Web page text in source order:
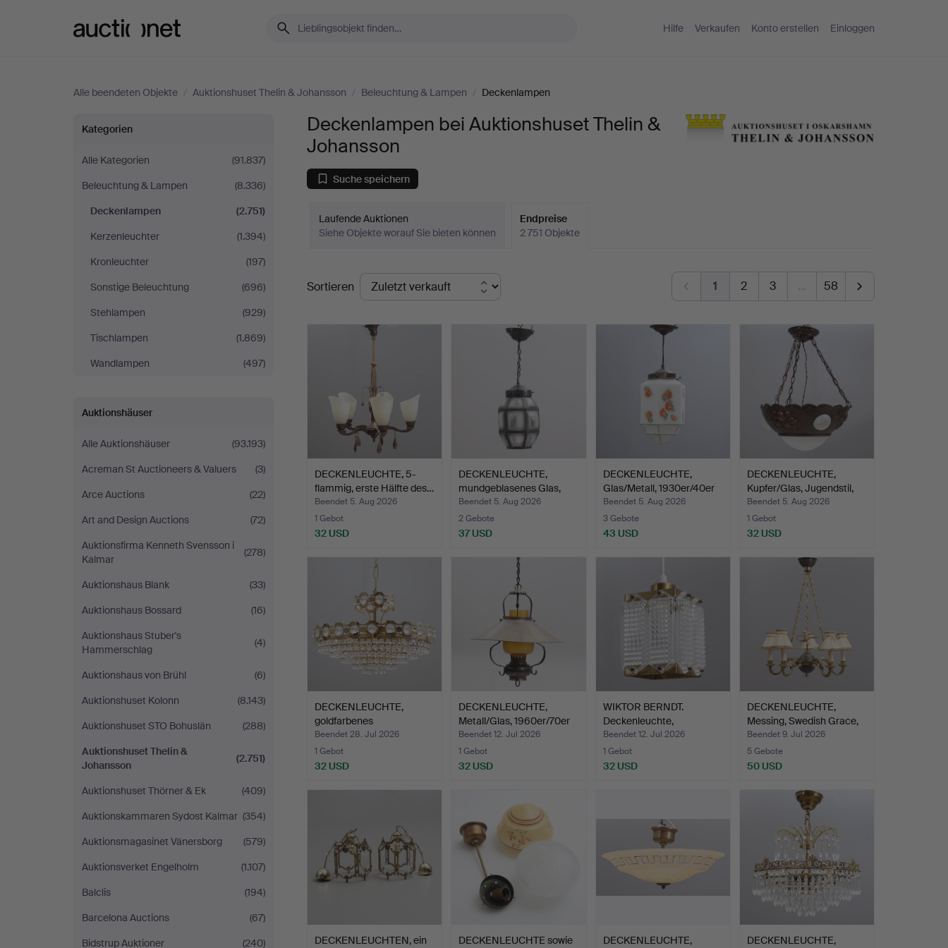
Hilfe Verkaufen Konto erstellen Einloggen
Alle beendeten Objekte / Auktionshuset Thelin & Johansson / Beleuchtung & Lampen / Deckenlampen
Deckenlampen
bei
Auktionshuset
Thelin
Johansson
Kategorien
Alle Kategorien
(91.837)
Beleuchtung & Lampen
(8.336)
Deckenlampen
(2.751)
Kerzenleuchter
(1.394)
Kronleuchter
(197)
Sonstige Beleuchtung
(696)
Stehlampen
(929)
Tischlampen
(1.869)
Wandlampen
(497)
Auktionshäuser
Alle Auktionshäuser
(93.193)
Acreman St Auctioneers & Valuers
(3)
Arce Auctions
(22)
Art and Design Auctions
(72)
Auktionsfirma Kenneth Svensson i
Kalmar
(278)
Auktionshaus Blank
(33)
Auktionshaus Bossard
(16)
Auktionshaus Stuber's
Hammerschlag
(4)
Auktionshaus von Brühl
(6)
Auktionshuset Kolonn
(8.143)
Auktionshuset STO Bohuslän
(288)
Auktionshuset Thelin &
Johansson
(2.751)
Auktionshuset Thörner & Ek
(409)
Auktionskammaren Sydost Kalmar (354)
Auktionsmagasinet Vänersborg
(579)
Auktionsverket Engelholm
(1.107)
Balclis
(194)
Barcelona Auctions
(67)
Bidstrup Auktioner
(240)
Deckenlampen bei Auktionshuset Thelin &
Johansson
Suche speichern
Laufende Auktionen
Siehe Objekte worauf Sie bieten können
Endpreise
2 751 Objekte
Endpreise
Sortieren 1 2 3 … 58
DECKENLEUCHTE, 5-
flammig, erste Hälfte des…
Beendet 5. Aug 2026
1 Gebot
32 USD
DECKENLEUCHTE,
mundgeblasenes Glas,
frühes…
Beendet 5. Aug 2026
2 Gebote
37 USD
DECKENLEUCHTE,
Glas/Metall, 1930er/40er
Ja…
Beendet 5. Aug 2026
3 Gebote
43 USD
DECKENLEUCHTE,
Kupfer/Glas, Jugendstil,
er…
Beendet 5. Aug 2026
1 Gebot
32 USD
DECKENLEUCHTE,
goldfarbenes
Metall/Prismen…
Beendet 28. Jul 2026
1 Gebot
32 USD
DECKENLEUCHTE,
Metall/Glas, 1960er/70er
Ja…
Beendet 12. Jul 2026
1 Gebot
32 USD
WIKTOR BERNDT.
Deckenleuchte,
Messing/Glas…
Beendet 12. Jul 2026
1 Gebot
32 USD
DECKENLEUCHTE,
Messing, Swedish Grace,
192…
Beendet 9. Jul 2026
5 Gebote
50 USD
DECKENLEUCHTEN, ein
DECKENLEUCHTE sowie
DECKENLEUCHTE,
DECKENLEUCHTE,